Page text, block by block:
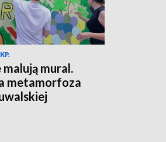
mural.
metamorfoza